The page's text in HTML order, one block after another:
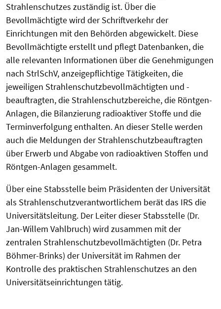
Strahlenschutzes zuständig ist. Über die
Bevollmächtigte wird der Schriftverkehr der
Einrichtungen mit den Behörden abgewickelt. Diese
Bevollmächtigte erstellt und pflegt Datenbanken, die
alle relevanten Informationen über die Genehmigungen
nach StrlSchV, anzeigepflichtige Tätigkeiten, die
jeweiligen Strahlenschutzbevollmächtigten und -
beauftragten, die Strahlenschutzbereiche, die Röntgen-
Anlagen, die Bilanzierung radioaktiver Stoffe und die
Terminverfolgung enthalten. An dieser Stelle werden
auch die Meldungen der Strahlenschutzbeauftragten
über Erwerb und Abgabe von radioaktiven Stoffen und
Röntgen-Anlagen gesammelt.
Über eine Stabsstelle beim Präsidenten der Universität
als Strahlenschutzverantwortlichem berät das IRS die
Universitätsleitung. Der Leiter dieser Stabsstelle (Dr.
Jan-Willem Vahlbruch) wird zusammen mit der
zentralen Strahlenschutzbevollmächtigten (Dr. Petra
Böhmer-Brinks) der Universität im Rahmen der
Kontrolle des praktischen Strahlenschutzes an den
Universitätseinrichtungen tätig.